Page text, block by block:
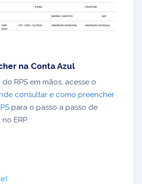
na Conta Azul
RPS em mãos, acesse o
consultar e como preencher
para o passo a passo de
ERP.